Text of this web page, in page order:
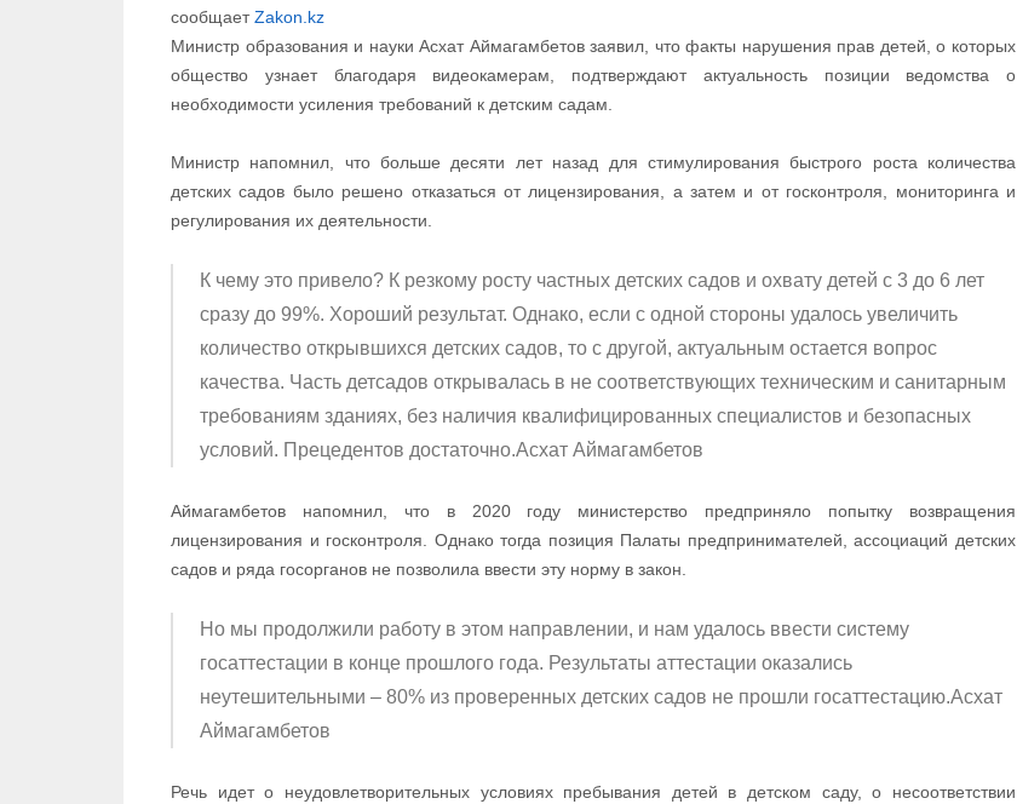
сообщаетZakon.kz
Министр образования и науки Асхат Аймагамбетов заявил, что факты нарушения прав детей, о которых
общество узнает благодаря видеокамерам, подтверждают актуальность позиции ведомства о
необходимости усиления требований к детским садам.
Министр напомнил, что больше десяти лет назад для стимулирования быстрого роста количества
детских садов было решено отказаться от лицензирования, а затем и от госконтроля, мониторинга и
регулирования их деятельности.
К чему это привело? К резкому росту частных детских садов и охвату детей с 3 до 6 лет
сразу до 99%. Хороший результат. Однако, если с одной стороны удалось увеличить
количество открывшихся детских садов, то с другой, актуальным остается вопрос
качества. Часть детсадов открывалась в не соответствующих техническим и санитарным
требованиям зданиях, без наличия квалифицированных специалистов и безопасных
условий. Прецедентов достаточно.Асхат Аймагамбетов
Аймагамбетов напомнил, что в 2020 году министерство предприняло попытку возвращения
лицензирования и госконтроля. Однако тогда позиция Палаты предпринимателей, ассоциаций детских
садов и ряда госорганов не позволила ввести эту норму в закон.
Но мы продолжили работу в этом направлении, и нам удалось ввести систему
госаттестации в конце прошлого года. Результаты аттестации оказались
неутешительными – 80% из проверенных детских садов не прошли госаттестацию.Асхат
Аймагамбетов
Речь идет о неудовлетворительных условиях пребывания детей в детском саду, о несоответствии